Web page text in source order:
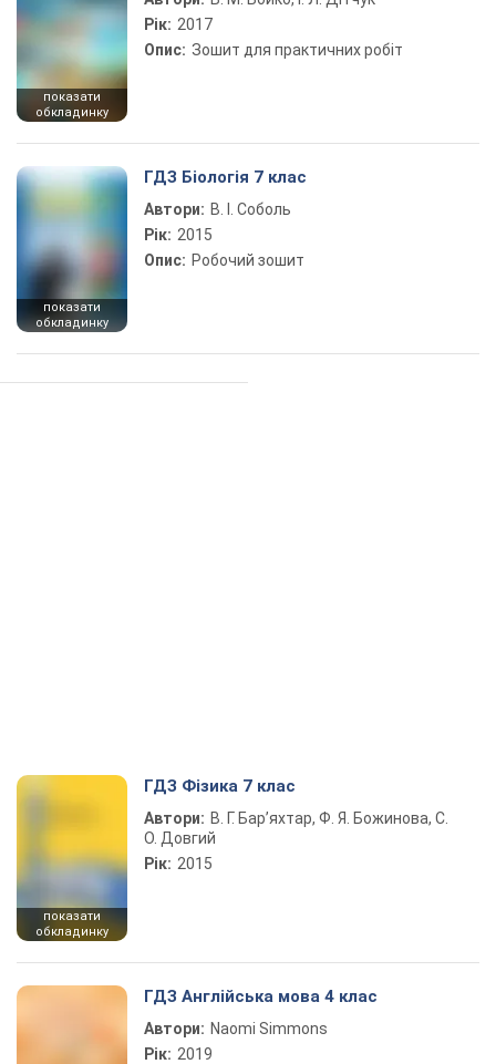
показати
обкладинку
Рік: 2017
Опис: Зошит для практичних робіт
показати
обкладинку
ГДЗ Біологія 7 клас
Автори: В. І. Соболь
Рік: 2015
Опис: Робочий зошит
показати
обкладинку
ГДЗ Фізика 7 клас
Автори: В. Г. Бар’яхтар, Ф. Я. Божинова, С.
О. Довгий
Рік: 2015
ГДЗ Англійська мова 4 клас
Автори: Naomi Simmons
Рік: 2019